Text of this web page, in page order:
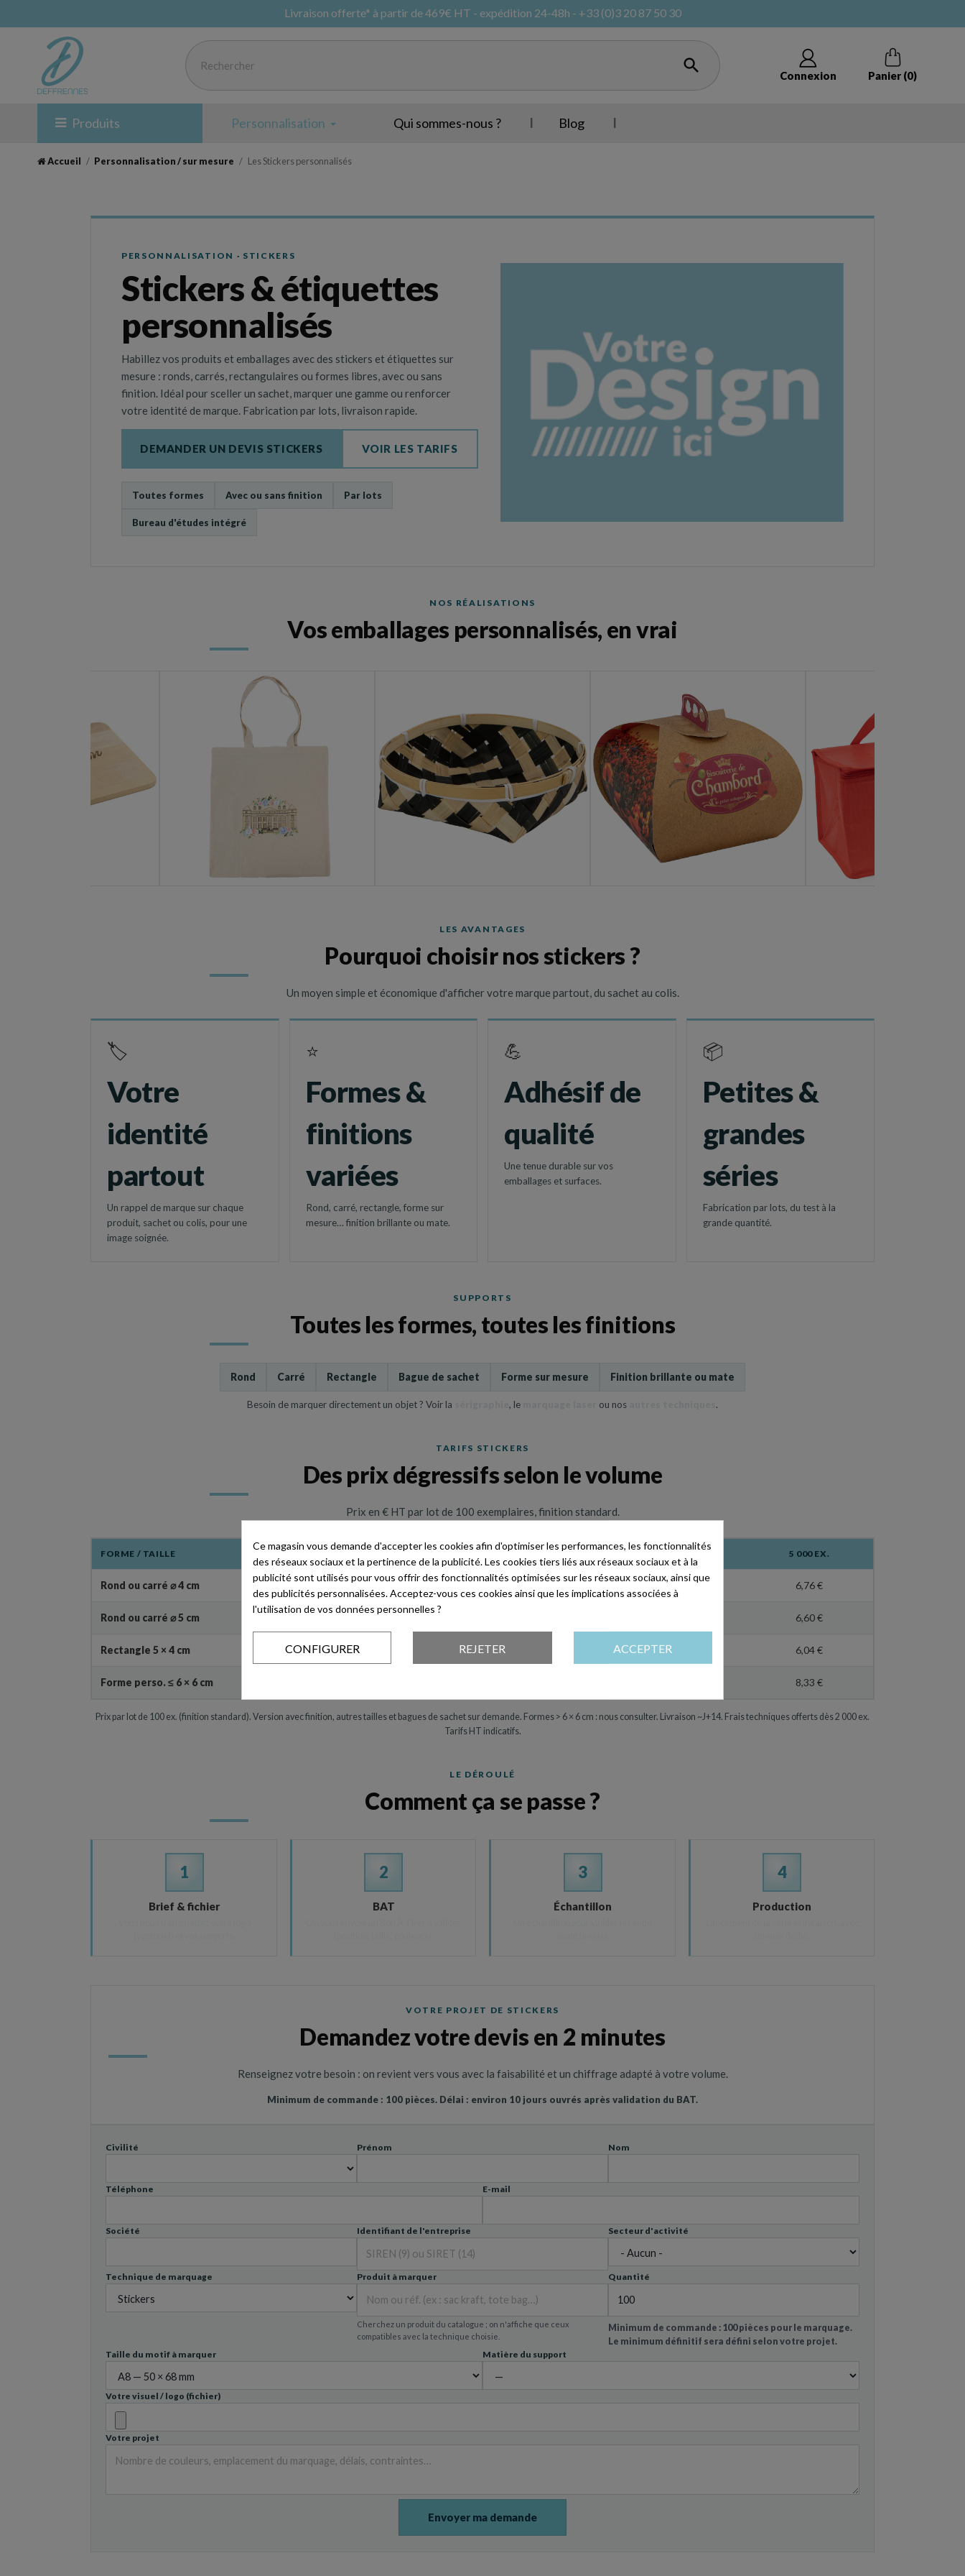
Livraison offerte* à partir de 469€ HT - expédition 24-48h - +33 (0)3 20 87 50 30
 Connexion Panier (0)
Produits
Panier
Coffret et boite
Valise et valisette
Porte-bouteilles, Sac, Etui,
Sacs et sachets kraft
Planche et plateau de
dégustation
Personnalisation Qui sommes-nous ? Blog
Accueil Personnalisation / sur mesure Les Stickers personnalisés
PERSONNALISATION · STICKERS
Stickers & étiquettes
personnalisés
Habillez vos produits et emballages avec des stickers et étiquettes sur
mesure : ronds, carrés, rectangulaires ou formes libres, avec ou sans
finition. Idéal pour sceller un sachet, marquer une gamme ou renforcer
votre identité de marque. Fabrication par lots, livraison rapide.
DEMANDER UN DEVIS STICKERS VOIR LES TARIFS
Toutes formes Avec ou sans finition Par lots
Bureau d'études intégré
NOS RÉALISATIONS
Vos emballages personnalisés, en vrai
LES AVANTAGES
Pourquoi choisir nos stickers ?
Un moyen simple et économique d'afficher votre marque partout, du sachet au colis.
🏷️
Votre
identité
partout
Un rappel de marque sur chaque
produit, sachet ou colis, pour une
image soignée.
⭐
Formes &
finitions
variées
Rond, carré, rectangle, forme sur
mesure… finition brillante ou mate.
💪
Adhésif de
qualité
Une tenue durable sur vos
emballages et surfaces.
📦
Petites &
grandes
séries
Fabrication par lots, du test à la
grande quantité.
SUPPORTS
Toutes les formes, toutes les finitions
Rond Carré Rectangle Bague de sachet Forme sur mesure Finition brillante ou mate
Besoin de marquer directement un objet ? Voir la , le ou nos .
TARIFS STICKERS
Des prix dégressifs selon le volume
Prix en € HT par lot de 100 exemplaires, finition standard.
FORME / TAILLE 1 000 EX. 5 000 EX.
Rond ou carré ⌀ 4 cm 16,53 € 12,11 € 9,99 € 6,76 €
Rond ou carré ⌀ 5 cm 6,60 €
Rectangle 5 × 4 cm 10,79 € 6,04 €
Forme perso. ≤ 6 × 6 cm 8,33 €
Prix par lot de 100 ex. (finition standard). Version avec finition, autres tailles et bagues de sachet sur demande. Formes > 6 × 6 cm : nous consulter. Livraison ~J+14. Frais techniques offerts dès 2 000 ex.
Tarifs HT indicatifs.
LE DÉROULÉ
Comment ça se passe ?
1
Brief & fichier
2
BAT
3
Échantillon
4
Production
VOTRE PROJET DE STICKERS
Demandez votre devis en 2 minutes
Renseignez votre besoin : on revient vers vous avec la faisabilité et un chiffrage adapté à votre volume.
Minimum de commande : 100 pièces. Délai : environ 10 jours ouvrés après validation du BAT.
Civilité Prénom Nom
Téléphone E-mail
Société Identifiant de l'entreprise Secteur d'activité
Technique de marquage Produit à marquer
Cherchez un produit du catalogue ; on n'affiche que ceux
compatibles avec la technique choisie.
Quantité
Minimum de commande : 100 pièces pour le marquage.
Le minimum définitif sera défini selon votre projet.
Taille du motif à marquer
Matière du support
Votre visuel / logo (fichier)
Votre projet
Ce magasin vous demande d'accepter les cookies afin d'optimiser les performances, les fonctionnalités
des réseaux sociaux et la pertinence de la publicité. Les cookies tiers liés aux réseaux sociaux et à la
publicité sont utilisés pour vous offrir des fonctionnalités optimisées sur les réseaux sociaux, ainsi que
des publicités personnalisées. Acceptez-vous ces cookies ainsi que les implications associées à
l'utilisation de vos données personnelles ?
CONFIGURER REJETER ACCEPTER